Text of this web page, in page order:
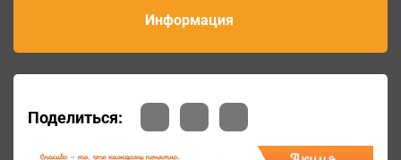
Информация
Поделиться: